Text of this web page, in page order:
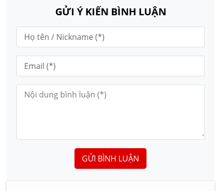
GỬI Ý KIẾN BÌNH LUẬN
GỬI BÌNH LUẬN